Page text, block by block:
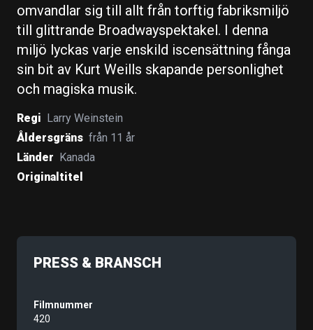
omvandlar sig till allt från torftig fabriksmiljö
till glittrande Broadwayspektakel. I denna
miljö lyckas varje enskild iscensättning fånga
sin bit av Kurt Weills skapande personlighet
och magiska musik.
Regi Larry Weinstein
Åldersgräns från 11 år
Länder Kanada
Originaltitel
PRESS & BRANSCH
Filmnummer
420